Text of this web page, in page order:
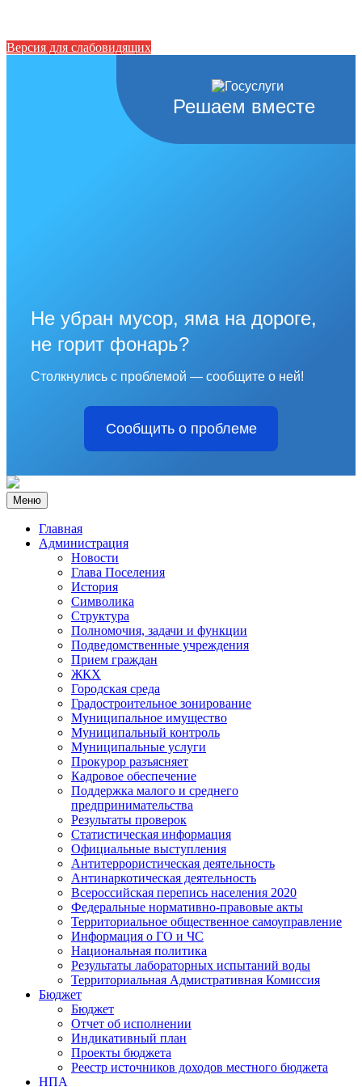
Версия для слабовидящих
Решаем вместе
Не убран мусор, яма на дороге,
не горит фонарь?
Столкнулись с проблемой — сообщите о ней!
Сообщить о проблеме
Меню
Главная
Администрация
Новости
Глава Поселения
История
Символика
Структура
Полномочия, задачи и функции
Подведомственные учреждения
Прием граждан
ЖКХ
Городская среда
Градостроительное зонирование
Муниципальное имущество
Муниципальный контроль
Муниципальные услуги
Прокурор разъясняет
Кадровое обеспечение
Поддержка малого и среднего
предпринимательства
Результаты проверок
Статистическая информация
Официальные выступления
Антитеррористическая деятельность
Антинаркотическая деятельность
Всероссийская перепись населения 2020
Федеральные нормативно-правовые акты
Территориальное общественное самоуправление
Информация о ГО и ЧС
Национальная политика
Результаты лабораторных испытаний воды
Территориальная Адмистративная Комиссия
Бюджет
Бюджет
Отчет об исполнении
Индикативный план
Проекты бюджета
Реестр источников доходов местного бюджета
НПА